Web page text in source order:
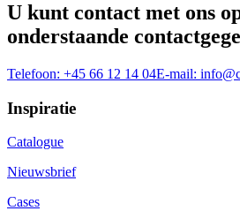
U kunt contact met ons
onderstaande
Telefoon: +45 66 12 14 04E-mail:
Inspiratie
Catalogue
Nieuwsbrief
Cases